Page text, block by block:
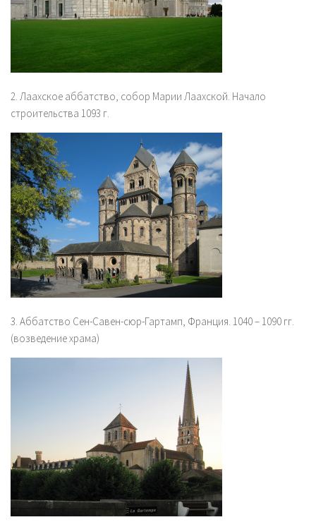
2. Лаахское аббатство, собор Марии Лаахской. Начало
строительства 1093 г.
3. Аббатство Сен-Савен-сюр-Гартамп, Франция. 1040 – 1090 гг.
(возведение храма)